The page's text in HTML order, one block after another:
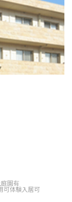
園有
可体験入居可